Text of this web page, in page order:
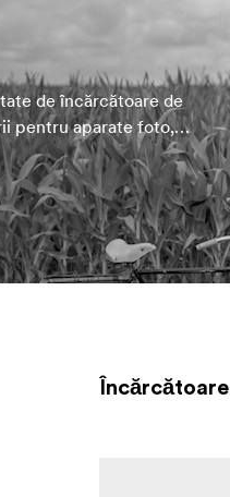
de încărcătoare de
pentru aparate foto,
universale, încărcătoare
V-mount și accesorii
Încărcătoare